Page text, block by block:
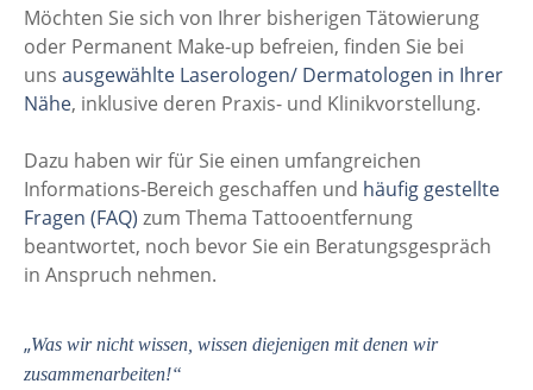
Möchten Sie sich von Ihrer bisherigen Tätowierung
oder Permanent Make-up befreien, finden Sie bei
uns ausgewählte Laserologen/ Dermatologen in Ihrer
Nähe, inklusive deren Praxis- und Klinikvorstellung.
Dazu haben wir für Sie einen umfangreichen
Informations-Bereich geschaffen und häufig gestellte
Fragen (FAQ) zum Thema Tattooentfernung
beantwortet, noch bevor Sie ein Beratungsgespräch
in Anspruch nehmen.
„Was wir nicht wissen, wissen diejenigen mit denen wir
zusammenarbeiten!“